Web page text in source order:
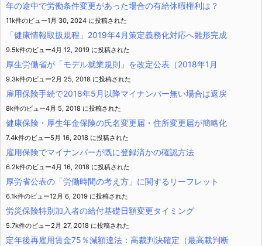
年の途中で労働条件変更があった場合の有給休暇権利は？
11k件のビュー1月 30, 2024 に投稿された
「健康情報取扱規程」2019年4月策定義務化対応へ雛形完成
9.5k件のビュー4月 12, 2019 に投稿された
厚生労働省が「モデル就業規則」を改定公表（2018年1月
9.3k件のビュー2月 25, 2018 に投稿された
雇用保険手続で2018年5月以降マイナンバー無い場合は返戻
8k件のビュー4月 5, 2018 に投稿された
健康保険・厚生年金保険の氏名変更届・住所変更届が簡略化
7.4k件のビュー5月 16, 2018 に投稿された
雇用保険でマイナンバーが既に登録済かの確認方法
6.2k件のビュー4月 16, 2018 に投稿された
厚労省公表の「労働時間の考え方」に関するリーフレット
6.1k件のビュー12月 6, 2019 に投稿された
労災保険特別加入者の給付基礎日額変更タイミング
5.7k件のビュー2月 27, 2018 に投稿された
定年後再雇用賃金75％減額違法：高裁判決確定（最高裁判断